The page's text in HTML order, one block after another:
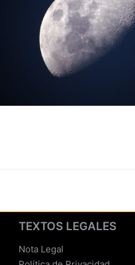
TEXTOS LEGALES
Nota Legal